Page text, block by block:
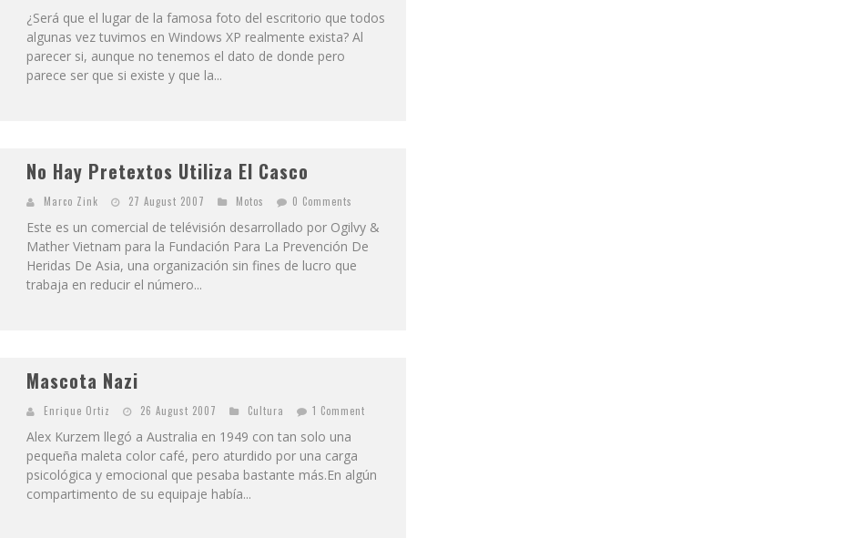
¿Será que el lugar de la famosa foto del escritorio que todos
algunas vez tuvimos en Windows XP realmente exista? Al
parecer si, aunque no tenemos el dato de donde pero
parece ser que si existe y que la...
No Hay Pretextos Utiliza El Casco
Marco Zink 27 August 2007 Motos 0 Comments
Este es un comercial de telévisión desarrollado por Ogilvy &
Mather Vietnam para la Fundación Para La Prevención De
Heridas De Asia, una organización sin fines de lucro que
trabaja en reducir el número...
Mascota Nazi
Enrique Ortiz 26 August 2007 Cultura 1 Comment
Alex Kurzem llegó a Australia en 1949 con tan solo una
pequeña maleta color café, pero aturdido por una carga
psicológica y emocional que pesaba bastante más.En algún
compartimento de su equipaje había...